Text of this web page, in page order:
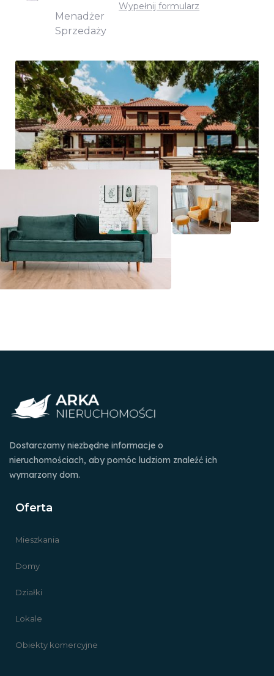
Menadżer
Sprzedaży
Wypełnij formularz
Dostarczamy niezbędne informacje o
nieruchomościach, aby pomóc ludziom znaleźć ich
wymarzony dom.
Oferta
Mieszkania
Domy
Działki
Lokale
Obiekty komercyjne